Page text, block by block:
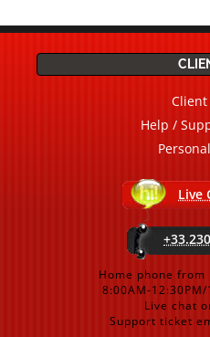
Client
Help /
Live
Home phone from
8:00AM-
Live chat
Support ticket